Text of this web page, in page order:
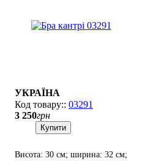
УКРАЇНА
03291
3 250грн
Купити
Висота: 30 см; ширина: 32 см;